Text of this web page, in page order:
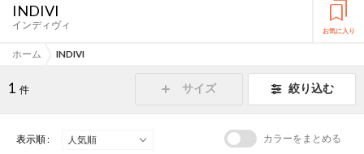
INDIVI
インディヴィ お気に入り
ホーム INDIVI
1 件 サイズ 絞り込む
表示順 : カラーをまとめる